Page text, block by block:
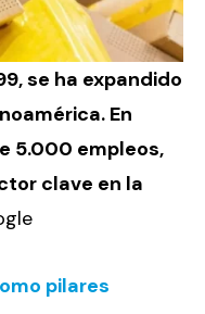
se ha expandido
En
5.000 empleos,
clave en la
pilares